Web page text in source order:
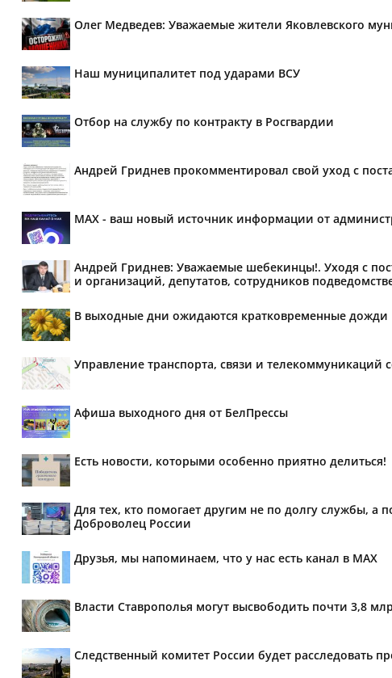
Олег Медведев: Уважаемые жители Яковлевского
Наш муниципалитет под ударами ВСУ
Отбор на службу по контракту в Росгвардии
Андрей Гриднев прокомментировал свой уход с
MAX - ваш новый источник информации от
Андрей Гриднев: Уважаемые шебекинцы!. Уходя с
и организаций, депутатов, сотрудников
В выходные дни ожидаются кратковременные дожди
Управление транспорта, связи и телекоммуникаций
Афиша выходного дня от БелПрессы
Есть новости, которыми особенно приятно делиться!
Для тех, кто помогает другим не по долгу службы, а
Доброволец России
Друзья, мы напоминаем, что у нас есть канал в МАХ
Власти Ставрополья могут высвободить почти 3,8
Следственный комитет России будет расследовать